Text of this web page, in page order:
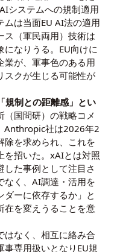
システムへの規制適用
は当面EU AI法の適用
ス（軍民両用）技術は
になりうる。EU向けに
業が、軍事色のある用
スクが生じる可能性が
制との距離感」とい
（国問研）の戦略コメ
Anthropic社は2026年2
除を求められ、これを
を招いた。xAIとは対照
た事例として注目さ
なく、AI調達・活用を
ーに依存するか」と
在を変えうることを意
はなく、相互に絡み合
事専用扱いとなりEU規